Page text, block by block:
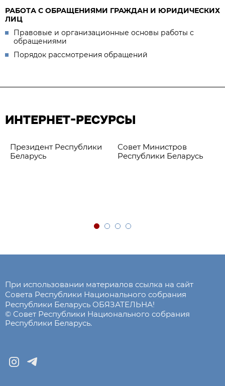
РАБОТА С ОБРАЩЕНИЯМИ ГРАЖДАН И ЮРИДИЧЕСКИХ
ЛИЦ
Правовые и организационные основы работы с
обращениями
Порядок рассмотрения обращений
ИНТЕРНЕТ-РЕСУРСЫ
Президент Республики
Беларусь
Совет Министров
Республики Беларусь
При использовании материалов ссылка на сайт
Совета Республики Национального собрания
Республики Беларусь ОБЯЗАТЕЛЬНА!
© Совет Республики Национального собрания
Республики Беларусь.